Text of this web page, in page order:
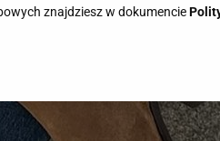
znajdziesz w dokumencie
i przechowywanie plików
zarządzania twoimi preferencjami
i przechodząc do „Ustawień